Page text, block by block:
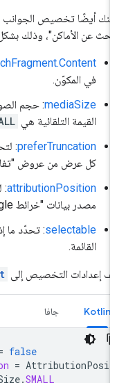
أيضًا تخصيص الجوانب
عن الأماكن"، وذلك بشكل
في المكوّن.
mediaSize: حجم الصورة
القيمة التلقائية هي SMALL
preferTruncation
:
كل عرض من عروض "تفاصيل
attributionPosition
:
مصدر بيانات "خرائط Google" في أعلى المكوّن أو أسفله.
selectable: تحدّد ما إذا
القائمة.
إعدادات التخصيص إلى
Kotlin
= false
=
.SMALL